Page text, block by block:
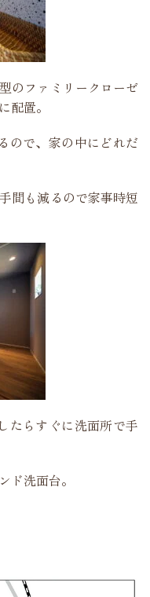
のファミリークローゼ
配置。
ので、家の中にどれだ
間も減るので家事時短
たらすぐに洗面所で手
ド洗面台。